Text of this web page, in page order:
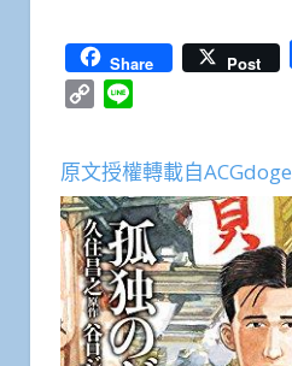
Share Post
Copy
原文授權轉載自ACGdoge